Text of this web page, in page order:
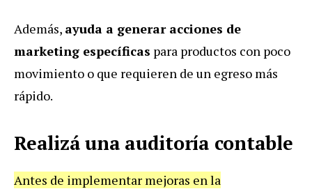
Además, ayuda a generar acciones de
marketing específicas para productos con poco
movimiento o que requieren de un egreso más
rápido.
Realizá una auditoría contable
Antes de implementar mejoras en la